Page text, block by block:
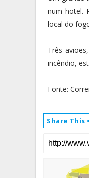
num hotel.
local do
Três
incêndio,
Fonte:
Share This